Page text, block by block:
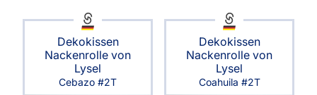
Dekokissen
Nackenrolle von
Lysel
Cebazo #2T
Dekokissen
Nackenrolle von
Lysel
Coahuila #2T